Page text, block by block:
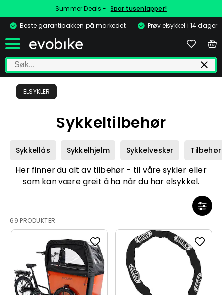
Summer Deals - Spar tusenlapper!
Beste garantipakken på markedet
Prøv elsykkel i 14 dager
ELSYKLER
Sykkeltilbehør
Sykkellås Sykkelhjelm Sykkelvesker
Her finner du alt av tilbehør - til våre sykler eller
som kan være greit å ha når du har elsykkel.
69 PRODUKTER